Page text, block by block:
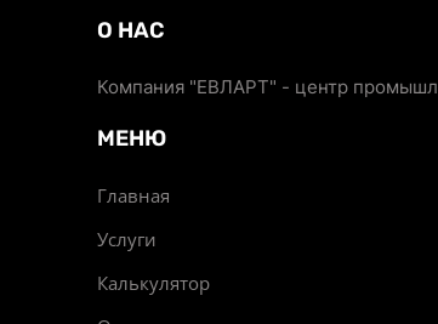
О НАС
Компания "ЕВЛАРТ" - центр
МЕНЮ
Главная
Услуги
Калькулятор